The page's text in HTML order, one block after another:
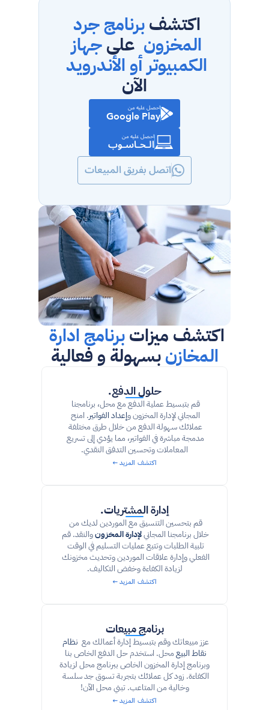
اكتشف
المخزون
  على
الكمبيوتر أو الأندرويد
الآن
اتصل بفريق المبيعات
احصل عليه من
الـحـاسـوب
احصل عليه من
Google Play
اكتشف ميزات
المخازن بسهولة و فعالية
حلول الدفع.
المجاني لإدارة المخزون وإعداد الفواتير
المعاملات وتحسين التدفق النقدي.
اكتشف المزيد ←
إدارة المشتريات.
خلال برنامجنا المجاني لإدارة المخزون
لزيادة الكفاءة وخفض التكاليف.
اكتشف المزيد ←
برنامج مبيعات
عزز مبيعاتك وقم بتبسيط إدارة أعمالك مع
نقاط البيع
وخالية من المتاعب. تبني محل الآن!
اكتشف المزيد ←